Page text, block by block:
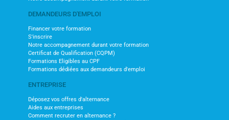
DEMANDEURS D'EMPLOI
Financer votre formation
S'inscrire
Notre accompagnement durant votre formation
Certificat de Qualification (CQPM)
Formations Eligibles au CPF
Formations dédiées aux demandeurs d'emploi
ENTREPRISE
Déposez vos offres d'alternance
Aides aux entreprises
Comment recruter en alternance ?